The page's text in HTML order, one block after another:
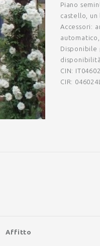
Piano
castello, un
Accessori:
automatico,
Disponibile
CIN:
CIR:
Affitto